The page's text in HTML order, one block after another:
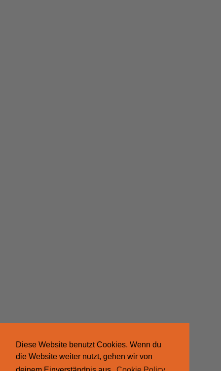
Diese Website benutzt Cookies. Wenn du
die Website weiter nutzt, gehen wir von